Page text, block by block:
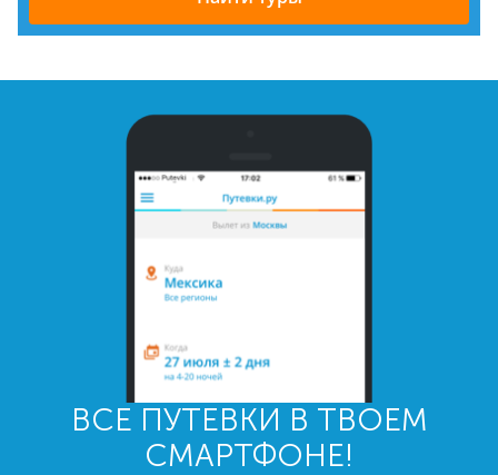
ВСЕ ПУТЕВКИ В ТВОЕМ
СМАРТФОНЕ!